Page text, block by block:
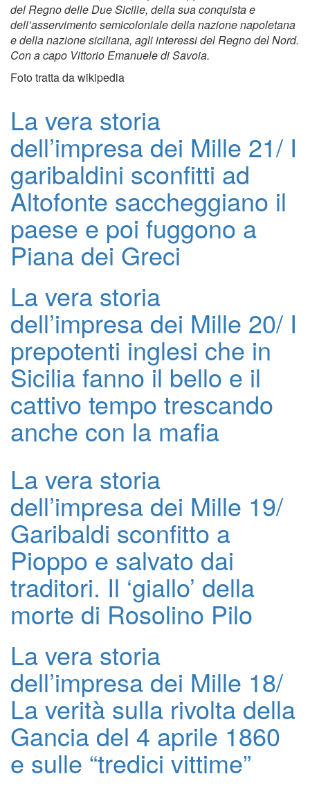
del Regno delle Due Sicilie, della sua conquista e
dell’asservimento semicoloniale della nazione napoletana
e della nazione siciliana, agli interessi del Regno del Nord.
Con a capo Vittorio Emanuele di Savoia.
Foto tratta da wikipedia
La vera storia
dell’impresa dei Mille 21/ I
garibaldini sconfitti ad
Altofonte saccheggiano il
paese e poi fuggono a
Piana dei Greci
La vera storia
dell’impresa dei Mille 20/ I
prepotenti inglesi che in
Sicilia fanno il bello e il
cattivo tempo trescando
anche con la mafia
La vera storia
dell’impresa dei Mille 19/
Garibaldi sconfitto a
Pioppo e salvato dai
traditori. Il ‘giallo’ della
morte di Rosolino Pilo
La vera storia
dell’impresa dei Mille 18/
La verità sulla rivolta della
Gancia del 4 aprile 1860
e sulle “tredici vittime”